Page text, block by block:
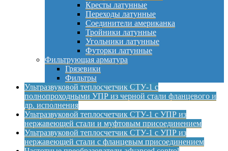
Кресты латунные
Переходы латунные
Соединители американка
Тройники латунные
Угольники латунные
Футорки латунные
Фильтрующая арматура
Грязевики
Фильтры
Ультразвуковой теплосчетчик СТУ-1 с
полнопроходными УПР из черной стали фланцевого и
др. исполнения
Ультразвуковой теплосчетчик СТУ-1 с УПР из
нержавеющей стали и муфтовым присоединением
Ультразвуковой теплосчетчик СТУ-1 с УПР из
нержавеющей стали с фланцевым присоединением